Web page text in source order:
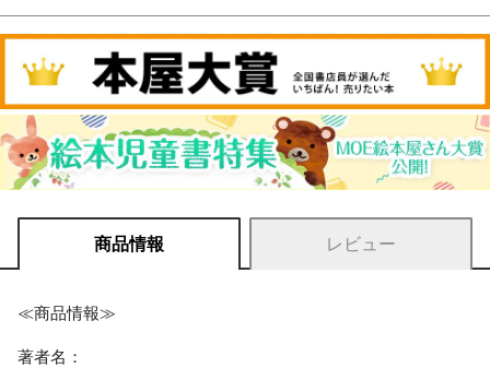
商品情報 レビュー
≪商品情報≫
著者名：